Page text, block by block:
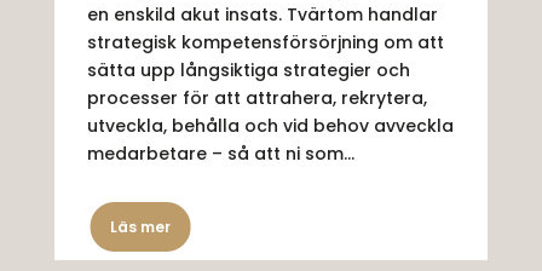
en enskild akut insats. Tvärtom handlar
strategisk kompetensförsörjning om att
sätta upp långsiktiga strategier och
processer för att attrahera, rekrytera,
utveckla, behålla och vid behov avveckla
medarbetare – så att ni som...
Läs mer